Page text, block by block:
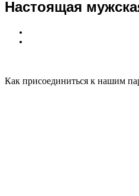
Настоящая
Как присоединиться к нашим